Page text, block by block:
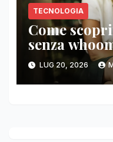
TECNOLOGIA
Come
senza
LUG 20, 2026